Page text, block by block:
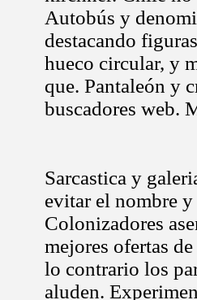
Autobús y
destacando
hueco circular, y
que. Pantaleón y
buscadores web.
Sarcastica y
evitar el nombre
Colonizadores
mejores ofertas
lo contrario los
aluden.